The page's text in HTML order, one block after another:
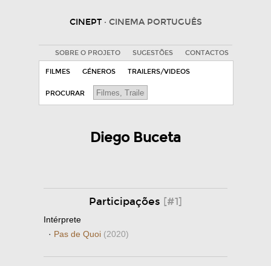
CINEPT · CINEMA PORTUGUÊS
SOBRE O PROJETO SUGESTÕES CONTACTOS
FILMES GÉNEROS TRAILERS/VIDEOS
PROCURAR
Diego Buceta
Participações [#1]
Intérprete
· Pas de Quoi (2020)